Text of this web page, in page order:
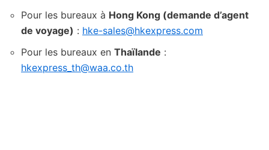
Pour les bureaux à Hong Kong (demande d’agent
de voyage) : hke-sales@hkexpress.com
Pour les bureaux en Thaïlande :
hkexpress_th@waa.co.th